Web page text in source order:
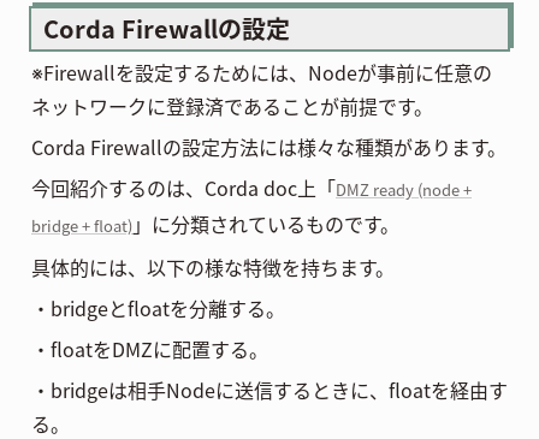
Corda Firewallの設定
※Firewallを設定するためには、Nodeが事前に任意の
ネットワークに登録済であることが前提です。
Corda Firewallの設定方法には様々な種類があります。
今回紹介するのは、Corda doc上「DMZ ready (node +
bridge + float) 」に分類されているものです。
具体的には、以下の様な特徴を持ちます。
・bridgeとfloatを分離する。
・floatをDMZに配置する。
・bridgeは相手Nodeに送信するときに、floatを経由す
る。